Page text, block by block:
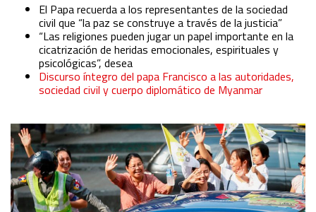
El Papa recuerda a los representantes de la sociedad
civil que “la paz se construye a través de la justicia”
“Las religiones pueden jugar un papel importante en la
cicatrización de heridas emocionales, espirituales y
psicológicas”, desea
Discurso íntegro del papa Francisco a las autoridades,
sociedad civil y cuerpo diplomático de Myanmar